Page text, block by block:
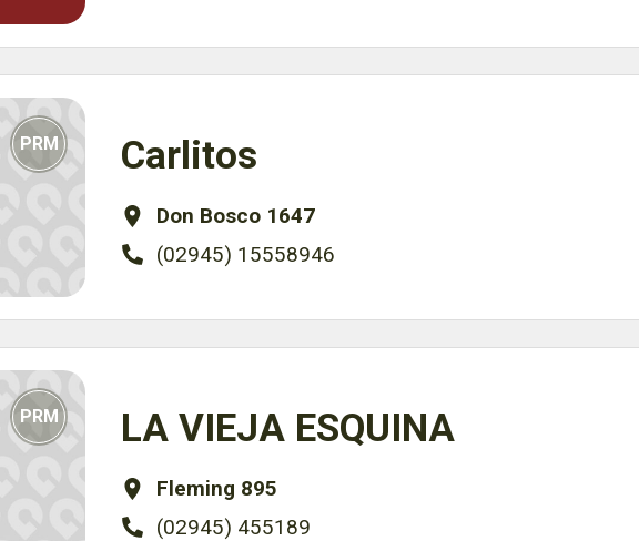
PRM Carlitos
Don Bosco 1647
(02945) 15558946
PRM LA VIEJA ESQUINA
Fleming 895
(02945) 455189